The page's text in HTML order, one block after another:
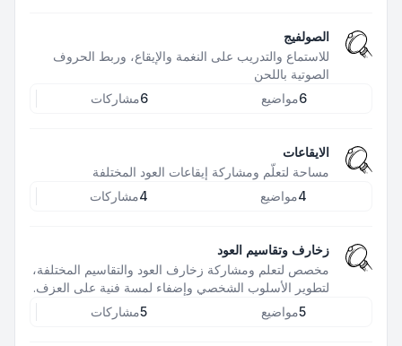
الصولفيج
للاستماع والتدريب على النغمة والإيقاع، وربط الحروف
الصوتية باللحن
6مواضيع 6مشاركات
الايقاعات
مساحة لتعلّم ومشاركة إيقاعات العود المختلفة
4مواضيع 4مشاركات
زخارف وتقاسيم العود
مخصص لتعلم ومشاركة زخارف العود والتقاسيم المختلفة،
لتطوير الأسلوب الشخصي وإضفاء لمسة فنية على العزف.
5مواضيع 5مشاركات